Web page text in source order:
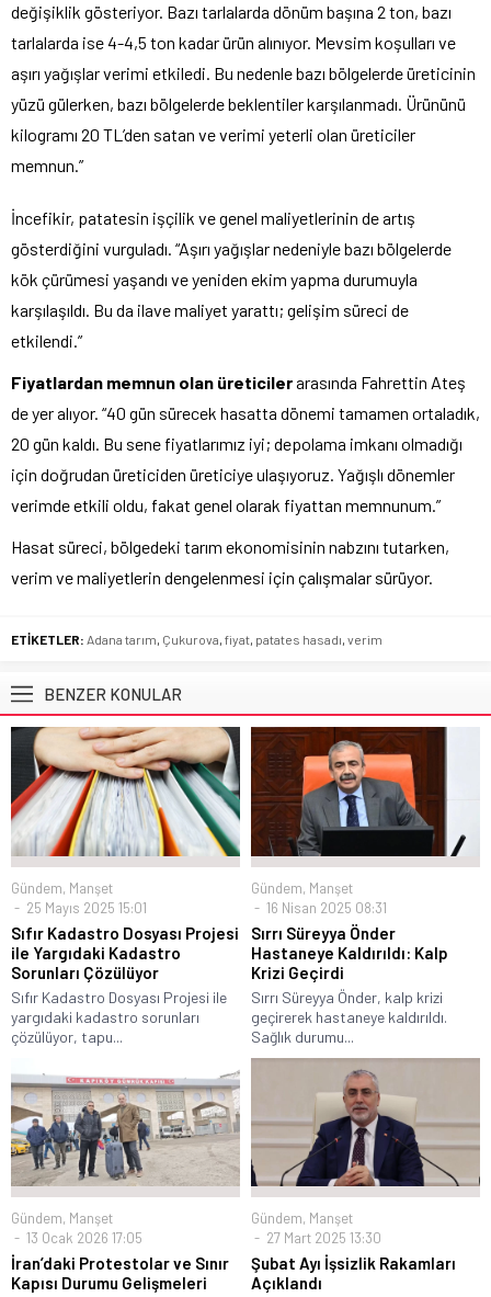
değişiklik gösteriyor. Bazı tarlalarda dönüm başına 2 ton, bazı
tarlalarda ise 4-4,5 ton kadar ürün alınıyor. Mevsim koşulları ve
aşırı yağışlar verimi etkiledi. Bu nedenle bazı bölgelerde üreticinin
yüzü gülerken, bazı bölgelerde beklentiler karşılanmadı. Ürününü
kilogramı 20 TL’den satan ve verimi yeterli olan üreticiler
memnun.”
İncefikir, patatesin işçilik ve genel maliyetlerinin de artış
gösterdiğini vurguladı. “Aşırı yağışlar nedeniyle bazı bölgelerde
kök çürümesi yaşandı ve yeniden ekim yapma durumuyla
karşılaşıldı. Bu da ilave maliyet yarattı; gelişim süreci de
etkilendi.”
Fiyatlardan memnun olan üreticilerarasında Fahrettin Ateş
de yer alıyor. “40 gün sürecek hasatta dönemi tamamen ortaladık,
20 gün kaldı. Bu sene fiyatlarımız iyi; depolama imkanı olmadığı
için doğrudan üreticiden üreticiye ulaşıyoruz. Yağışlı dönemler
verimde etkili oldu, fakat genel olarak fiyattan memnunum.”
Hasat süreci, bölgedeki tarım ekonomisinin nabzını tutarken,
verim ve maliyetlerin dengelenmesi için çalışmalar sürüyor.
ETİKETLER: Adana tarım, Çukurova, fiyat, patates hasadı, verim
BENZER KONULAR
Gündem, Manşet
25 Mayıs 2025 15:01
Sıfır Kadastro Dosyası Projesi
ile Yargıdaki Kadastro
Sorunları Çözülüyor
Sıfır Kadastro Dosyası Projesi ile
yargıdaki kadastro sorunları
çözülüyor, tapu...
Gündem, Manşet
16 Nisan 2025 08:31
Sırrı Süreyya Önder
Hastaneye Kaldırıldı: Kalp
Krizi Geçirdi
Sırrı Süreyya Önder, kalp krizi
geçirerek hastaneye kaldırıldı.
Sağlık durumu...
Gündem, Manşet
13 Ocak 2026 17:05
İran’daki Protestolar ve Sınır
Kapısı Durumu Gelişmeleri
Gündem, Manşet
27 Mart 2025 13:30
Şubat Ayı İşsizlik Rakamları
Açıklandı